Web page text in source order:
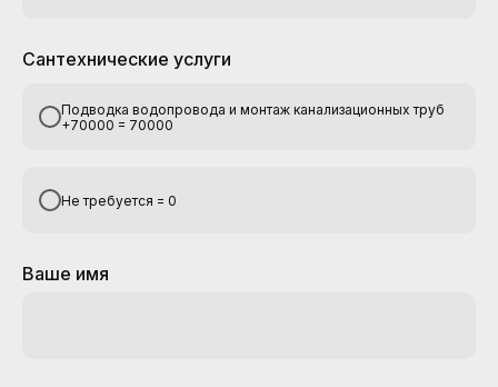
Сантехнические услуги
Подводка водопровода и монтаж канализационных труб
+70000 = 70000
Не требуется = 0
Ваше имя